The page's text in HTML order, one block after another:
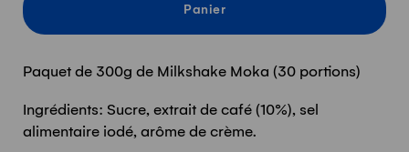
Panier
Paquet de 300g de Milkshake Moka (30 portions)
Ingrédients: Sucre, extrait de café (10%), sel
alimentaire iodé, arôme de crème.